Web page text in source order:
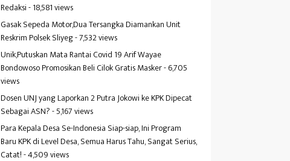
Redaksi- 18,581 views
Gasak Sepeda Motor,Dua Tersangka Diamankan Unit
Reskrim Polsek Sliyeg- 7,532 views
Unik,Putuskan Mata Rantai Covid 19 Arif Wayae
Bondowoso Promosikan Beli Cilok Gratis Masker- 6,705
views
Dosen UNJ yang Laporkan 2 Putra Jokowi ke KPK Dipecat
Sebagai ASN?- 5,167 views
Para Kepala Desa Se-Indonesia Siap-siap, Ini Program
Baru KPK di Level Desa, Semua Harus Tahu, Sangat Serius,
Catat!- 4,509 views